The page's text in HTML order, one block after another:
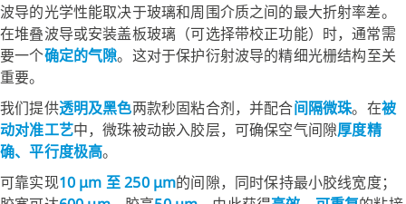
波导的光学性能取决于玻璃和周围介质之间的最大折射率差。
在堆叠波导或安装盖板玻璃（可选择带校正功能）时，通常需
要一个确定的气隙。这对于保护衍射波导的精细光栅结构至关
重要。
我们提供透明及黑色两款秒固粘合剂，并配合间隔微珠。在被
动对准工艺中，微珠被动嵌入胶层，可确保空气间隙厚度精
确、平行度极高。
可靠实现10 μm 至 250 μm的间隙，同时保持最小胶线宽度；